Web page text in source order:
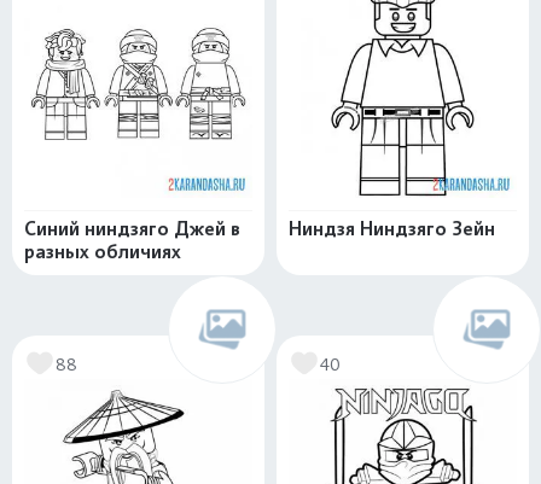
Синий ниндзяго Джей в
разных обличиях
Ниндзя Ниндзяго Зейн
88 40